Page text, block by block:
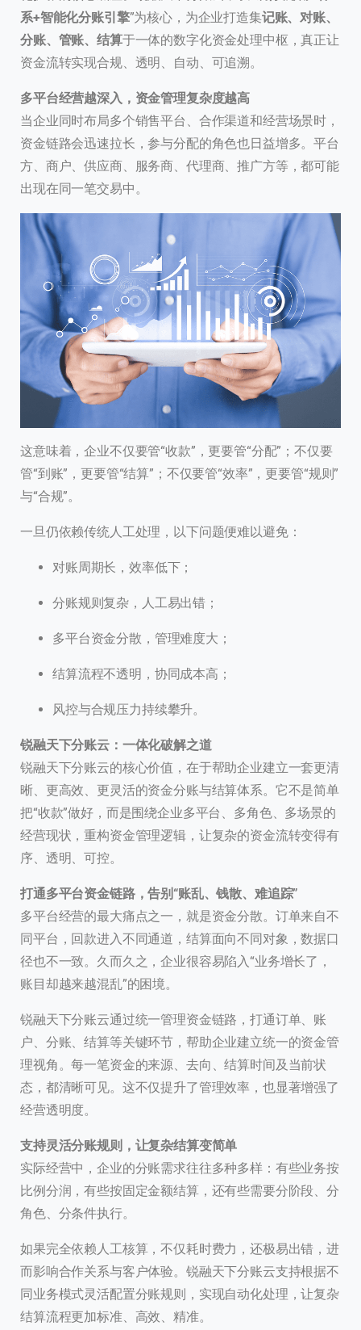
系+智能化分账引擎”为核心，为企业打造集记账、对账、
分账、管账、结算于一体的数字化资金处理中枢，真正让
资金流转实现合规、透明、自动、可追溯。
多平台经营越深入，资金管理复杂度越高
当企业同时布局多个销售平台、合作渠道和经营场景时，
资金链路会迅速拉长，参与分配的角色也日益增多。平台
方、商户、供应商、服务商、代理商、推广方等，都可能
出现在同一笔交易中。
这意味着，企业不仅要管“收款”，更要管“分配”；不仅要
管“到账”，更要管“结算”；不仅要管“效率”，更要管“规则”
与“合规”。
一旦仍依赖传统人工处理，以下问题便难以避免：
对账周期长，效率低下；
分账规则复杂，人工易出错；
多平台资金分散，管理难度大；
结算流程不透明，协同成本高；
风控与合规压力持续攀升。
锐融天下分账云：一体化破解之道
锐融天下分账云的核心价值，在于帮助企业建立一套更清
晰、更高效、更灵活的资金分账与结算体系。它不是简单
把“收款”做好，而是围绕企业多平台、多角色、多场景的
经营现状，重构资金管理逻辑，让复杂的资金流转变得有
序、透明、可控。
打通多平台资金链路，告别“账乱、钱散、难追踪”
多平台经营的最大痛点之一，就是资金分散。订单来自不
同平台，回款进入不同通道，结算面向不同对象，数据口
径也不一致。久而久之，企业很容易陷入“业务增长了，
账目却越来越混乱”的困境。
锐融天下分账云通过统一管理资金链路，打通订单、账
户、分账、结算等关键环节，帮助企业建立统一的资金管
理视角。每一笔资金的来源、去向、结算时间及当前状
态，都清晰可见。这不仅提升了管理效率，也显著增强了
经营透明度。
支持灵活分账规则，让复杂结算变简单
实际经营中，企业的分账需求往往多种多样：有些业务按
比例分润，有些按固定金额结算，还有些需要分阶段、分
角色、分条件执行。
如果完全依赖人工核算，不仅耗时费力，还极易出错，进
而影响合作关系与客户体验。锐融天下分账云支持根据不
同业务模式灵活配置分账规则，实现自动化处理，让复杂
结算流程更加标准、高效、精准。